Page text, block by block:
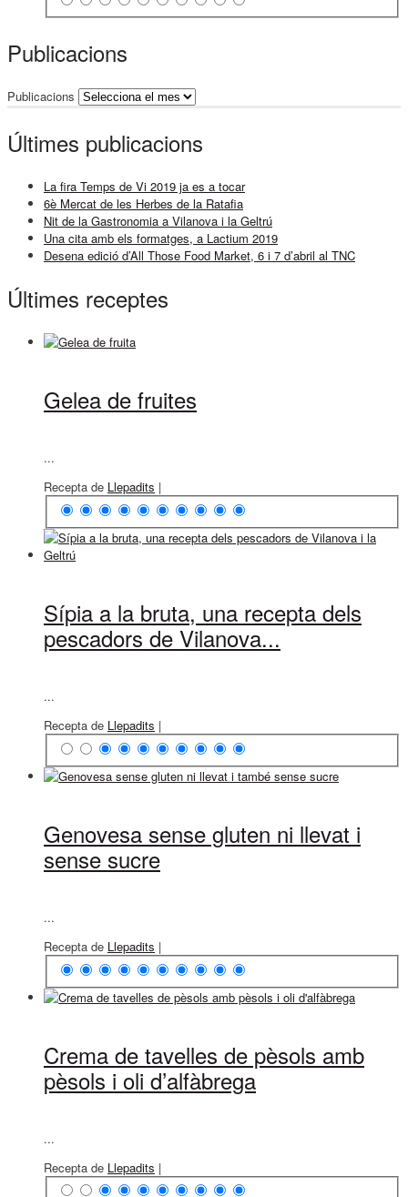
Publicacions
Publicacions
Últimes publicacions
La fira Temps de Vi 2019 ja es a tocar
6è Mercat de les Herbes de la Ratafia
Nit de la Gastronomia a Vilanova i la Geltrú
Una cita amb els formatges, a Lactium 2019
Desena edició d’All Those Food Market, 6 i 7 d’abril al TNC
Últimes receptes
Gelea de fruites
...
Recepta de Llepadits |
Sípia a la bruta, una recepta dels
pescadors de Vilanova...
...
Recepta de Llepadits |
Genovesa sense gluten ni llevat i
sense sucre
...
Recepta de Llepadits |
Crema de tavelles de pèsols amb
pèsols i oli d’alfàbrega
...
Recepta de Llepadits |